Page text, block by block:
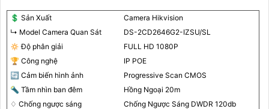
💲 Sản Xuất
Camera Hikvision
↳ Model Camera Quan Sát
DS-2CD2646G2-IZSU/SL
🔅 Độ phân giải
FULL HD 1080P
🏆 Công nghệ
IP POE
🔄 Cảm biến hình ảnh
Progressive Scan CMOS
🔦 Tầm nhìn ban đêm
Hồng Ngoại 20m
♢ Chống ngược sáng
Chống Ngược Sáng DWDR 120db